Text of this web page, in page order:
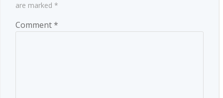
are marked *
Comment*